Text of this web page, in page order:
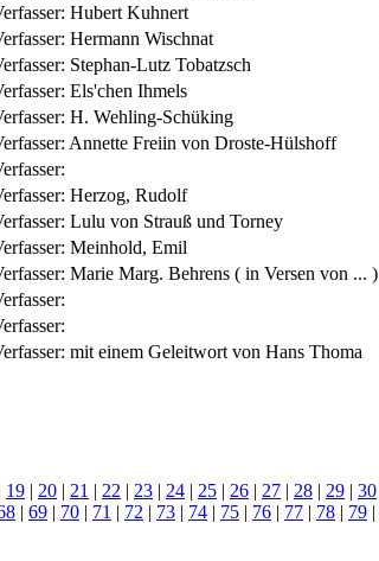
Hubert Kuhnert
Hermann Wischnat
Stephan-Lutz Tobatzsch
Els'chen Ihmels
H. Wehling-Schüking
Annette Freiin von Droste-Hülshoff
Herzog, Rudolf
Lulu von Strauß und Torney
Meinhold, Emil
Marie Marg. Behrens ( in Versen von ... )
mit einem Geleitwort von Hans Thoma
19 | 20 | 21 | 22 | 23 | 24 | 25 | 26 | 27 | 28 | 29 | 30
| 69 | 70 | 71 | 72 | 73 | 74 | 75 | 76 | 77 | 78 | 79 |